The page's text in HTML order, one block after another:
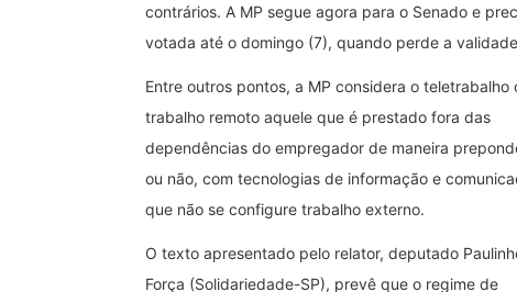
contrários. A MP segue agora para o Senado e
votada até o domingo (7), quando perde a
Entre outros pontos, a MP considera o teletrabalho
trabalho remoto aquele que é prestado fora das
dependências do empregador de maneira
ou não, com tecnologias de informação e
que não se configure trabalho externo.
O texto apresentado pelo relator, deputado
Força (Solidariedade-SP), prevê que o regime de